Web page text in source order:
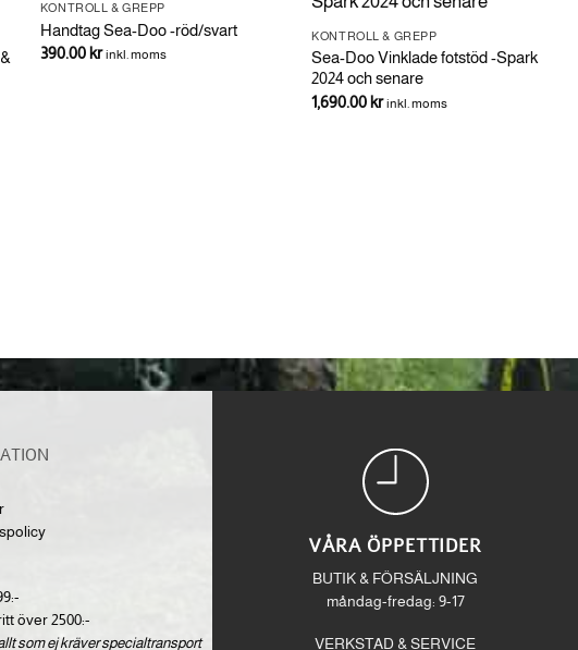
KONTROLL & GREPP
Handtag Sea-Doo -röd/svart
390.00 kr inkl. moms
KONTROLL & GREPP
Sea-Doo Vinklade fotstöd -Spark
2024 och senare
1,690.00 kr inkl. moms
över 2500:-
som ej kräver specialtransport
VÅRA ÖPPETTIDER
BUTIK & FÖRSÄLJNING
måndag-fredag: 9-17
VERKSTAD & SERVICE